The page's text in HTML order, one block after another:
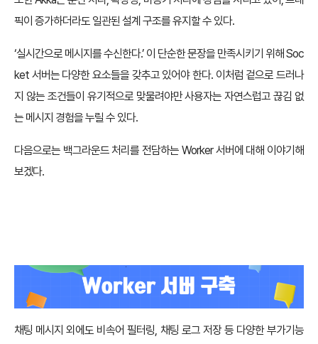
픽이 증가하더라도 일관된 설계 구조를 유지할 수 있다.
‘실시간으로 메시지를 수신한다.’ 이 단순한 문장을 만족시키기 위해 Soc
ket 서버는 다양한 요소들을 갖추고 있어야 한다. 이처럼 겉으로 드러나
지 않는 조건들이 유기적으로 맞물려야만 사용자는 자연스럽고 끊김 없
는 메시지 경험을 누릴 수 있다.
다음으로는 백그라운드 처리를 전담하는 Worker 서버에 대해 이야기해
보겠다.
채팅 메시지 외에도 비속어 필터링, 채팅 로그 저장 등 다양한 부가기능